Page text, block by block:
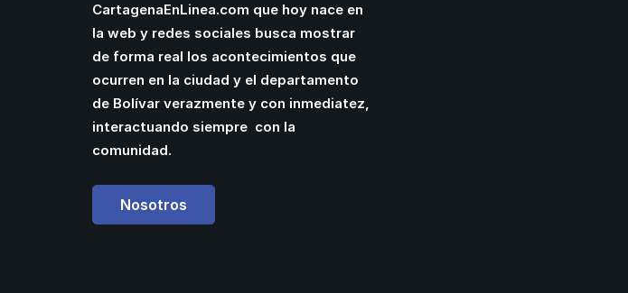
CartagenaEnLinea.com que hoy nace en
la web y redes sociales busca mostrar
de forma real los acontecimientos que
ocurren en la ciudad y el departamento
de Bolívar verazmente y con inmediatez,
interactuando siempre con la
comunidad.
Nosotros